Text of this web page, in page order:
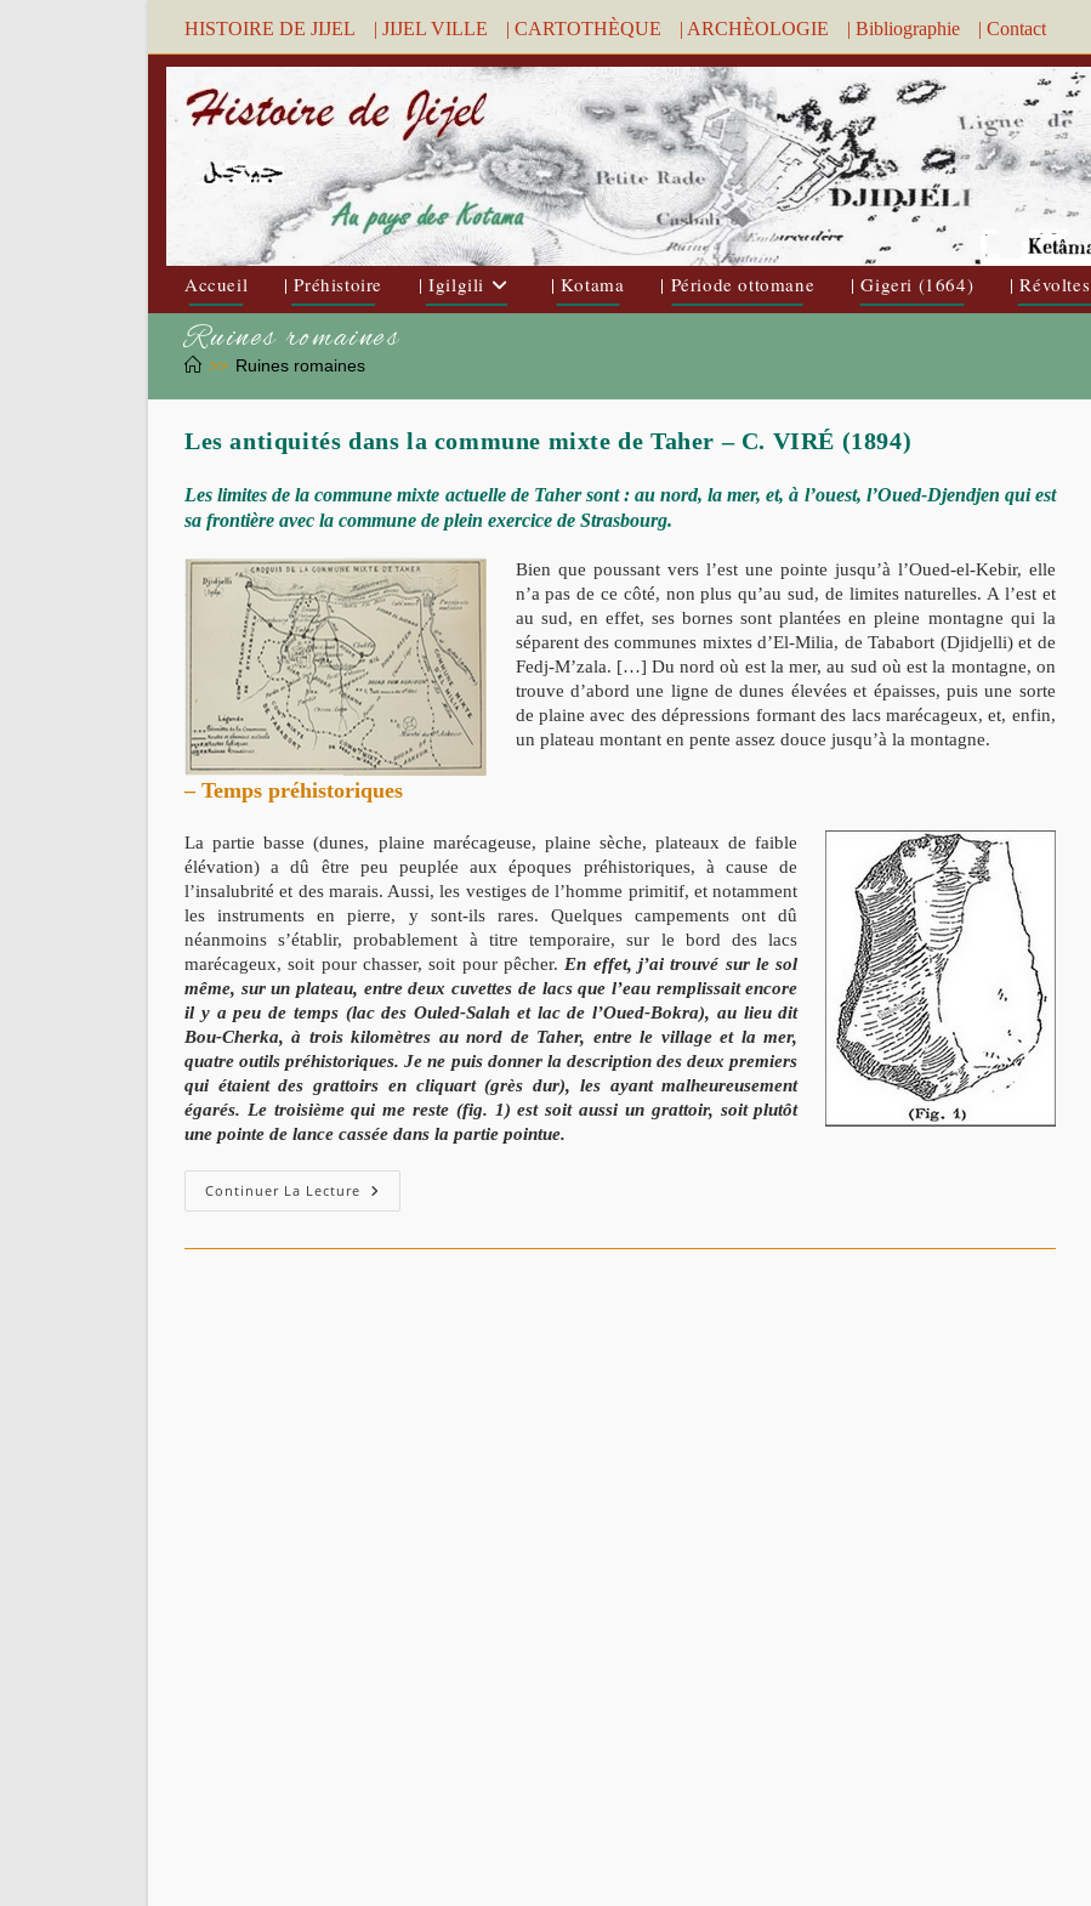
HISTOIRE DE JIJEL | JIJEL VILLE | CARTOTHÈQUE | ARCHÈOLOGIE | Bibliographie | Contact
Accueil | Préhistoire | Igilgili | Kotama | Période ottomane | Gigeri (1664) | Révoltes
Ruines romaines
>> Ruines romaines
Les antiquités dans la commune mixte de Taher – C. VIRÉ (1894)
Les limites de la commune mixte actuelle de Taher sont : au nord, la mer, et, à l’ouest, l’Oued-Djendjen qui est
sa frontière avec la commune de plein exercice de Strasbourg.
Bien que poussant vers l’est une pointe jusqu’à l’Oued-el-Kebir, elle
n’a pas de ce côté, non plus qu’au sud, de limites naturelles. A l’est et
au sud, en effet, ses bornes sont plantées en pleine montagne qui la
séparent des communes mixtes d’El-Milia, de Tababort (Djidjelli) et de
Fedj-M’zala. […] Du nord où est la mer, au sud où est la montagne, on
trouve d’abord une ligne de dunes élevées et épaisses, puis une sorte
de plaine avec des dépressions formant des lacs marécageux, et, enfin,
un plateau montant en pente assez douce jusqu’à la montagne.
– Temps préhistoriques
La partie basse (dunes, plaine marécageuse, plaine sèche, plateaux de faible
élévation) a dû être peu peuplée aux époques préhistoriques, à cause de
l’insalubrité et des marais. Aussi, les vestiges de l’homme primitif, et notamment
les instruments en pierre, y sont-ils rares. Quelques campements ont dû
néanmoins s’établir, probablement à titre temporaire, sur le bord des lacs
marécageux, soit pour chasser, soit pour pêcher. En effet, j’ai trouvé sur le sol
même, sur un plateau, entre deux cuvettes de lacs que l’eau remplissait encore
il y a peu de temps (lac des Ouled-Salah et lac de l’Oued-Bokra), au lieu dit
Bou-Cherka, à trois kilomètres au nord de Taher, entre le village et la mer,
quatre outils préhistoriques. Je ne puis donner la description des deux premiers
qui étaient des grattoirs en cliquart (grès dur), les ayant malheureusement
égarés. Le troisième qui me reste (fig. 1) est soit aussi un grattoir, soit plutôt
une pointe de lance cassée dans la partie pointue.
Continuer La Lecture Les
Antiquités